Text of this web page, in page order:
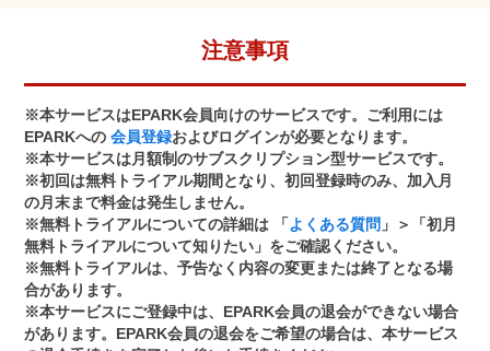
注意事項
※本サービスはEPARK会員向けのサービスです。ご利用には
EPARKへの会員登録およびログインが必要となります。
※本サービスは月額制のサブスクリプション型サービスです。
※初回は無料トライアル期間となり、初回登録時のみ、加入月
の月末まで料金は発生しません。
※無料トライアルについての詳細は 「よくある質問 」＞「初月
無料トライアルについて知りたい」をご確認ください。
※無料トライアルは、予告なく内容の変更または終了となる場
合があります。
※本サービスにご登録中は、EPARK会員の退会ができない場合
があります。EPARK会員の退会をご希望の場合は、本サービス